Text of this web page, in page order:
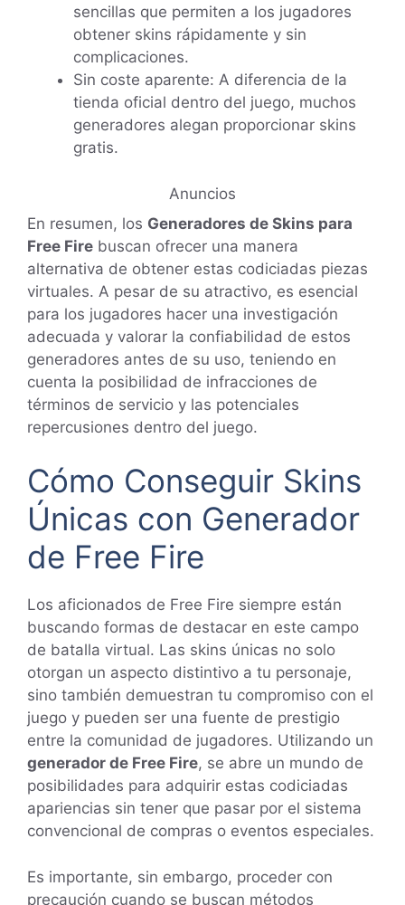
sencillas que permiten a los jugadores
obtener skins rápidamente y sin
complicaciones.
Sin coste aparente: A diferencia de la
tienda oficial dentro del juego, muchos
generadores alegan proporcionar skins
gratis.
Anuncios
En resumen, los Generadores de Skins para
Free Fire buscan ofrecer una manera
alternativa de obtener estas codiciadas piezas
virtuales. A pesar de su atractivo, es esencial
para los jugadores hacer una investigación
adecuada y valorar la confiabilidad de estos
generadores antes de su uso, teniendo en
cuenta la posibilidad de infracciones de
términos de servicio y las potenciales
repercusiones dentro del juego.
Cómo Conseguir Skins
Únicas con Generador
de Free Fire
Los aficionados de Free Fire siempre están
buscando formas de destacar en este campo
de batalla virtual. Las skins únicas no solo
otorgan un aspecto distintivo a tu personaje,
sino también demuestran tu compromiso con el
juego y pueden ser una fuente de prestigio
entre la comunidad de jugadores. Utilizando un
generador de Free Fire, se abre un mundo de
posibilidades para adquirir estas codiciadas
apariencias sin tener que pasar por el sistema
convencional de compras o eventos especiales.
Es importante, sin embargo, proceder con
precaución cuando se buscan métodos